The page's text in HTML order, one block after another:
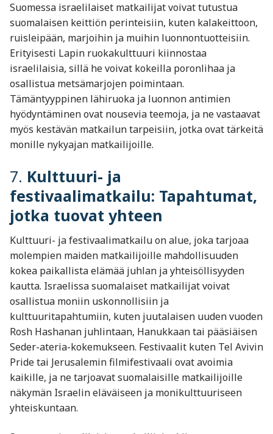
Suomessa israelilaiset matkailijat voivat tutustua
suomalaisen keittiön perinteisiin, kuten kalakeittoon,
ruisleipään, marjoihin ja muihin luonnontuotteisiin.
Erityisesti Lapin ruokakulttuuri kiinnostaa
israelilaisia, sillä he voivat kokeilla poronlihaa ja
osallistua metsämarjojen poimintaan.
Tämäntyyppinen lähiruoka ja luonnon antimien
hyödyntäminen ovat nousevia teemoja, ja ne vastaavat
myös kestävän matkailun tarpeisiin, jotka ovat tärkeitä
monille nykyajan matkailijoille.
7. Kulttuuri- ja
festivaalimatkailu: Tapahtumat,
jotka tuovat yhteen
Kulttuuri- ja festivaalimatkailu on alue, joka tarjoaa
molempien maiden matkailijoille mahdollisuuden
kokea paikallista elämää juhlan ja yhteisöllisyyden
kautta. Israelissa suomalaiset matkailijat voivat
osallistua moniin uskonnollisiin ja
kulttuuritapahtumiin, kuten juutalaisen uuden vuoden
Rosh Hashanan juhlintaan, Hanukkaan tai pääsiäisen
Seder-ateria-kokemukseen. Festivaalit kuten Tel Avivin
Pride tai Jerusalemin filmifestivaali ovat avoimia
kaikille, ja ne tarjoavat suomalaisille matkailijoille
näkymän Israelin eläväiseen ja monikulttuuriseen
yhteiskuntaan.